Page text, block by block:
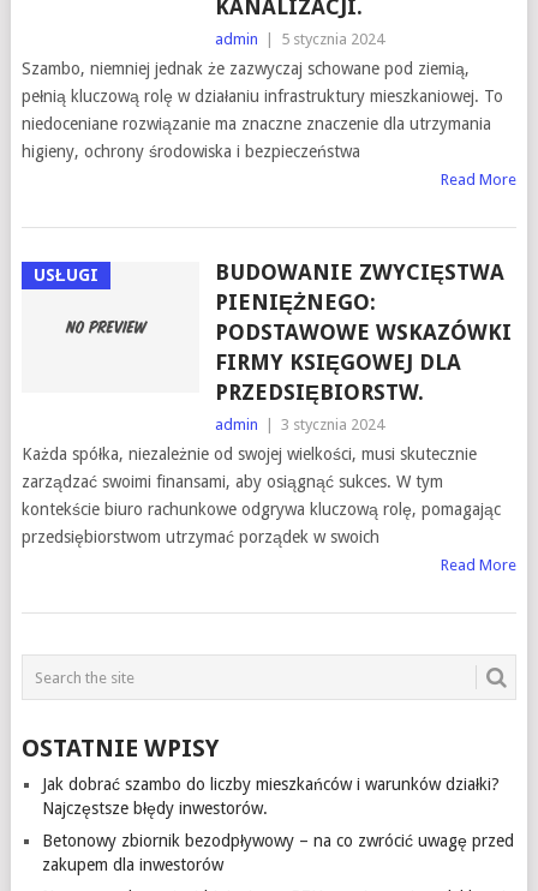
KANALIZACJI.
admin 5 stycznia 2024
Szambo, niemniej jednak że zazwyczaj schowane pod ziemią,
pełnią kluczową rolę w działaniu infrastruktury mieszkaniowej. To
niedoceniane rozwiązanie ma znaczne znaczenie dla utrzymania
higieny, ochrony środowiska i bezpieczeństwa
Read More
USŁUGI
BUDOWANIE ZWYCIĘSTWA
PIENIĘŻNEGO:
PODSTAWOWE WSKAZÓWKI
FIRMY KSIĘGOWEJ DLA
PRZEDSIĘBIORSTW.
admin 3 stycznia 2024
Każda spółka, niezależnie od swojej wielkości, musi skutecznie
zarządzać swoimi finansami, aby osiągnąć sukces. W tym
kontekście biuro rachunkowe odgrywa kluczową rolę, pomagając
przedsiębiorstwom utrzymać porządek w swoich
Read More
OSTATNIE WPISY
Jak dobrać szambo do liczby mieszkańców i warunków działki?
Najczęstsze błędy inwestorów.
Betonowy zbiornik bezodpływowy – na co zwrócić uwagę przed
zakupem dla inwestorów